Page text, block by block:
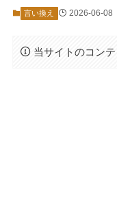
言い換え 2026-06-08
当サイトのコン